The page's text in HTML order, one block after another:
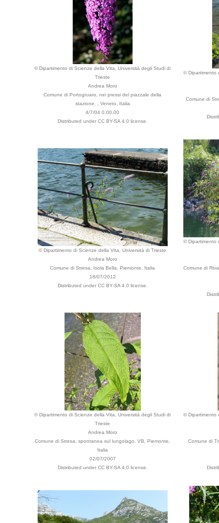
© Dipartimento di Scienze della Vita, Università degli Studi di
Trieste
Andrea Moro
Comune di Portogruaro, nei pressi del piazzale della
stazione. , Veneto, Italia
4/7/04 0.00.00
Distributed under CC BY-SA 4.0 license.
© Dipartimento
Comune di
© Dipartimento di Scienze della Vita, Università di Trieste
Andrea Moro
Comune di Stresa, Isola Bella, Piemonte, Italia
18/07/2012
Distributed under CC BY-SA 4.0 license.
© Dipartimento
Comune di
© Dipartimento di Scienze della Vita, Università degli Studi di
Trieste
Andrea Moro
Comune di Stresa, spontanea sul lungolago, VB, Piemonte,
Italia
02/07/2007
Distributed under CC BY-SA 4.0 license.
© Dipartimento
Comune di